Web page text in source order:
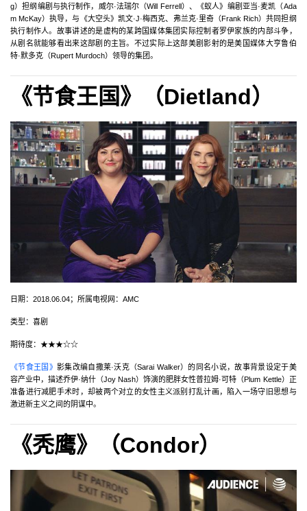
g）担纲编剧与执行制作，威尔·法瑞尔（Will Ferrell）、《蚁人》编剧亚当·麦凯（Ada
m McKay）执导，与《大空头》凯文·J·梅西克、弗兰克·里奇（Frank Rich）共同担纲
执行制作人。故事讲述的是虚构的某跨国媒体集团实际控制者罗伊家族的内部斗争，
从剧名就能够看出来这部剧的主旨。不过实际上这部美剧影射的是美国媒体大亨鲁伯
特·默多克（Rupert Murdoch）领导的集团。
《节食王国》（Dietland）
日期：2018.06.04；所属电视网：AMC
类型：喜剧
期待度：★★★☆☆
《节食王国》 影集改编自撒莱·沃克（Sarai Walker）的同名小说，故事背景设定于美
容产业中，描述乔伊·纳什（Joy Nash）饰演的肥胖女性普拉姆·可特（Plum Kettle）正
准备进行减肥手术时，却被两个对立的女性主义派别打乱计画，陷入一场守旧思想与
激进新主义之间的阴谋中。
《秃鹰》（Condor）